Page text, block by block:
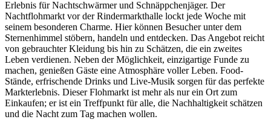
Erlebnis für Nachtschwärmer und Schnäppchenjäger. Der
Nachtflohmarkt vor der Rindermarkthalle lockt jede Woche mit
seinem besonderen Charme. Hier können Besucher unter dem
Sternenhimmel stöbern, handeln und entdecken. Das Angebot reicht
von gebrauchter Kleidung bis hin zu Schätzen, die ein zweites
Leben verdienen. Neben der Möglichkeit, einzigartige Funde zu
machen, genießen Gäste eine Atmosphäre voller Leben. Food-
Stände, erfrischende Drinks und Live-Musik sorgen für das perfekte
Markterlebnis. Dieser Flohmarkt ist mehr als nur ein Ort zum
Einkaufen; er ist ein Treffpunkt für alle, die Nachhaltigkeit schätzen
und die Nacht zum Tag machen wollen.